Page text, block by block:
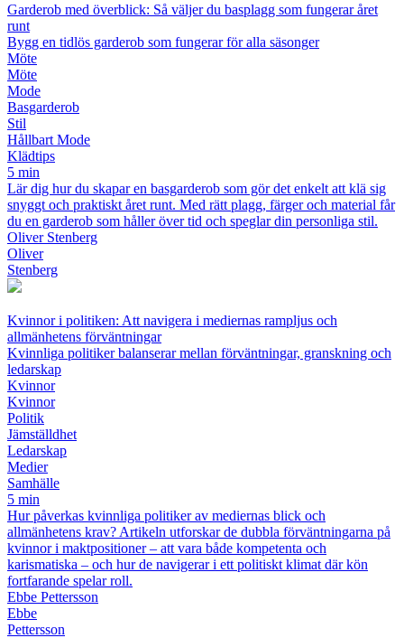
Garderob med överblick: Så väljer du basplagg som fungerar året
runt
Bygg en tidlös garderob som fungerar för alla säsonger
Möte
Möte
Mode
Basgarderob
Stil
Hållbart Mode
Klädtips
5 min
Lär dig hur du skapar en basgarderob som gör det enkelt att klä sig
snyggt och praktiskt året runt. Med rätt plagg, färger och material får
du en garderob som håller över tid och speglar din personliga stil.
Oliver Stenberg
Oliver
Stenberg
Kvinnor i politiken: Att navigera i mediernas rampljus och
allmänhetens förväntningar
Kvinnliga politiker balanserar mellan förväntningar, granskning och
ledarskap
Kvinnor
Kvinnor
Politik
Jämställdhet
Ledarskap
Medier
Samhälle
5 min
Hur påverkas kvinnliga politiker av mediernas blick och
allmänhetens krav? Artikeln utforskar de dubbla förväntningarna på
kvinnor i maktpositioner – att vara både kompetenta och
karismatiska – och hur de navigerar i ett politiskt klimat där kön
fortfarande spelar roll.
Ebbe Pettersson
Ebbe
Pettersson